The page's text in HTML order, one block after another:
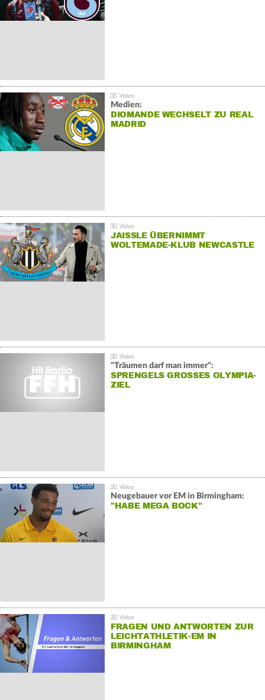
Medien:
DIOMANDE WECHSELT ZU REAL
MADRID
JAISSLE ÜBERNIMMT
WOLTEMADE-KLUB NEWCASTLE
"Träumen darf man immer":
SPRENGELS GROSSES OLYMPIA-Z
IEL
Neugebauer vor EM in Birmingham:
"HABE MEGA BOCK"
FRAGEN UND ANTWORTEN ZUR
LEICHTATHLETIK-EM IN
BIRMINGHAM